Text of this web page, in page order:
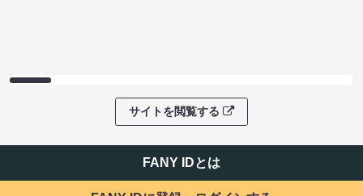
サイトを閲覧する
FANY IDとは